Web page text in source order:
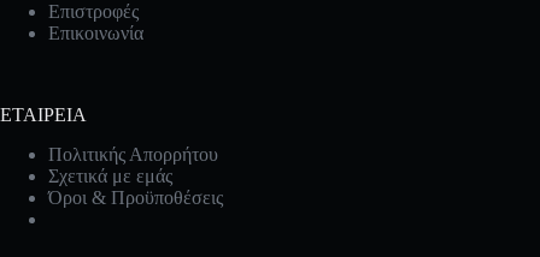
Επιστροφές
Επικοινωνία
ΕΤΑΙΡΕΙΑ
Πολιτικής Απορρήτου
Σχετικά με εμάς
Όροι & Προϋποθέσεις